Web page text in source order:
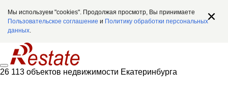
Мы используем "cookies". Продолжая просмотр, Вы принимаете
Пользовательское соглашение и Политику обработки персональных
данных.
26 113 объектов недвижимости Екатеринбурга